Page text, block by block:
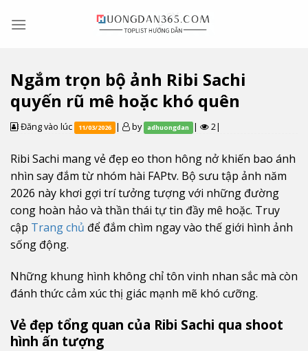
Ngắm trọn bộ ảnh Ribi Sachi
quyến rũ mê hoặc khó quên
Đăng vào lúc 11/03/2026 | by adhuongdan | 2|
Ribi Sachi mang vẻ đẹp eo thon hông nở khiến bao ánh
nhìn say đắm từ nhóm hài FAPtv. Bộ sưu tập ảnh năm
2026 này khơi gợi trí tưởng tượng với những đường
cong hoàn hảo và thần thái tự tin đầy mê hoặc. Truy
cập Trang chủ để đắm chìm ngay vào thế giới hình ảnh
sống động.
Những khung hình không chỉ tôn vinh nhan sắc mà còn
đánh thức cảm xúc thị giác mạnh mẽ khó cưỡng.
Vẻ đẹp tổng quan của Ribi Sachi qua shoot
hình ấn tượng